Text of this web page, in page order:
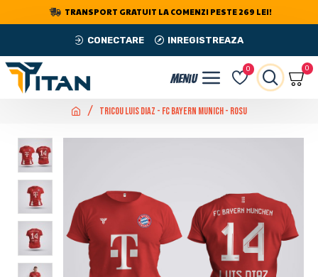
TRANSPORT GRATUIT LA COMENZI PESTE 269 LEI!
CONECTARE INREGISTREAZA
0 0
Tricou Luis Diaz - FC Bayern Munich - Rosu